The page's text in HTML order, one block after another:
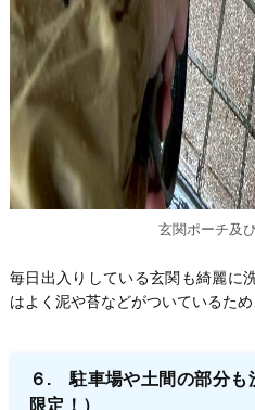
玄関ポーチ及
毎日出入りしている玄関も綺麗に
はよく泥や苔などがついているた
６. 駐車場や土間の部分も
限定！）